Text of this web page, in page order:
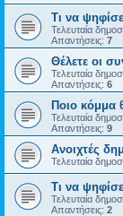
Τι να
Τελευταία
Απαντήσεις: 7
Θέλετε οι
Τελευταία
Απαντήσεις: 6
Ποιο κόμμα
Τελευταία
Απαντήσεις: 9
Ανοιχτές
Τελευταία
Τι να
Τελευταία
Απαντήσεις: 2